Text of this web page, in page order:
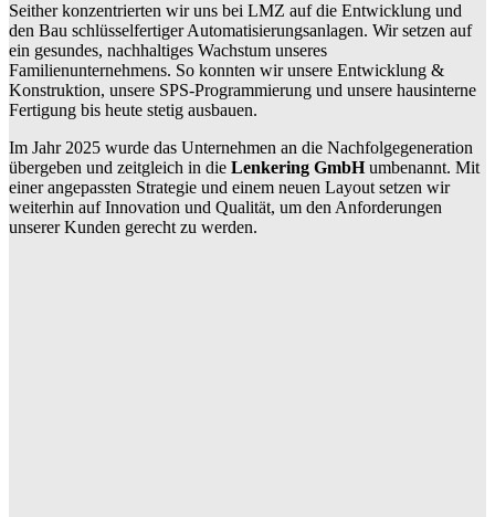
Seither konzentrierten wir uns bei LMZ auf die Entwicklung und
den Bau schlüsselfertiger Automatisierungsanlagen. Wir setzen auf
ein gesundes, nachhaltiges Wachstum unseres
Familienunternehmens. So konnten wir unsere Entwicklung &
Konstruktion, unsere SPS-Programmierung und unsere hausinterne
Fertigung bis heute stetig ausbauen.
Im Jahr 2025 wurde das Unternehmen an die Nachfolgegeneration
übergeben und zeitgleich in die Lenkering GmbHumbenannt. Mit
einer angepassten Strategie und einem neuen Layout setzen wir
weiterhin auf Innovation und Qualität, um den Anforderungen
unserer Kunden gerecht zu werden.